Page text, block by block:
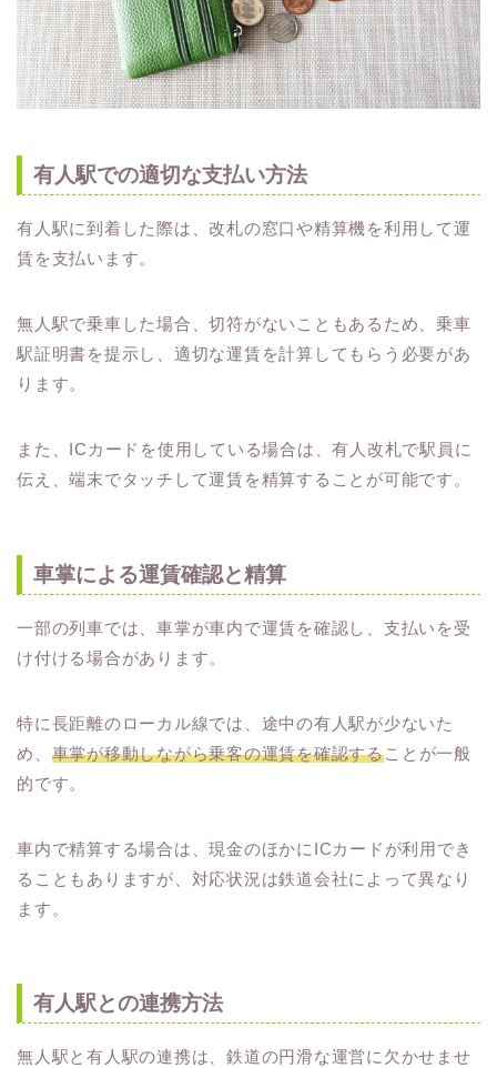
有人駅での適切な支払い方法
有人駅に到着した際は、改札の窓口や精算機を利用して運
賃を支払います。
無人駅で乗車した場合、切符がないこともあるため、乗車
駅証明書を提示し、適切な運賃を計算してもらう必要があ
ります。
また、ICカードを使用している場合は、有人改札で駅員に
伝え、端末でタッチして運賃を精算することが可能です。
車掌による運賃確認と精算
一部の列車では、車掌が車内で運賃を確認し、支払いを受
け付ける場合があります。
特に長距離のローカル線では、途中の有人駅が少ないた
め、 車掌が移動しながら乗客の運賃を確認することが一般
的です。
車内で精算する場合は、現金のほかにICカードが利用でき
ることもありますが、対応状況は鉄道会社によって異なり
ます。
有人駅との連携方法
無人駅と有人駅の連携は、鉄道の円滑な運営に欠かせませ